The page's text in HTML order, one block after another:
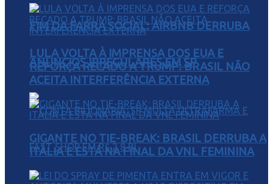
FIM DA FARRA SOCIAL: AIRBNB DERRUBA
ANÚNCIOS IRREGULARES EM SP
LULA VOLTA À IMPRENSA DOS EUA E
REFORÇA RECADO A TRUMP: BRASIL NÃO
ACEITA INTERFERÊNCIA EXTERNA
GIGANTE NO TIE-BREAK: BRASIL DERRUBA A
ITÁLIA E ESTÁ NA FINAL DA VNL FEMININA